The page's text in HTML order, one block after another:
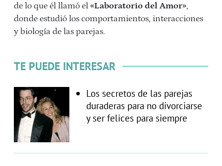
de lo que él llamó el «Laboratorio del Amor»,
donde estudió los comportamientos, interacciones
y biología de las parejas.
TE PUEDE INTERESAR
Los secretos de las parejas
duraderas para no divorciarse
y ser felices para siempre